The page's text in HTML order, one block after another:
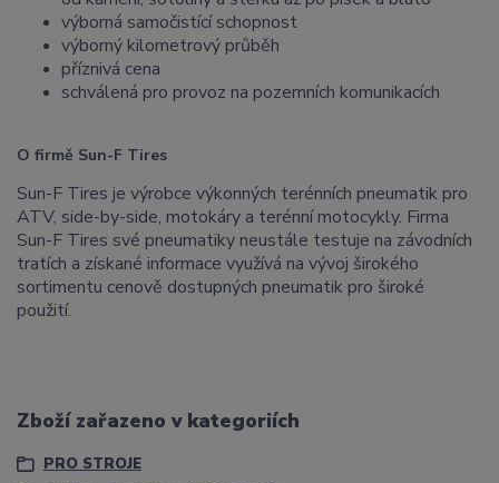
výborná samočistící schopnost
výborný kilometrový průběh
příznivá cena
schválená pro provoz na pozemních komunikacích
O firmě Sun-F Tires
Sun-F Tires je výrobce výkonných terénních pneumatik pro
ATV, side-by-side, motokáry a terénní motocykly. Firma
Sun-F Tires své pneumatiky neustále testuje na závodních
tratích a získané informace využívá na vývoj širokého
sortimentu cenově dostupných pneumatik pro široké
použití.
Zboží zařazeno v kategoriích
PRO STROJE